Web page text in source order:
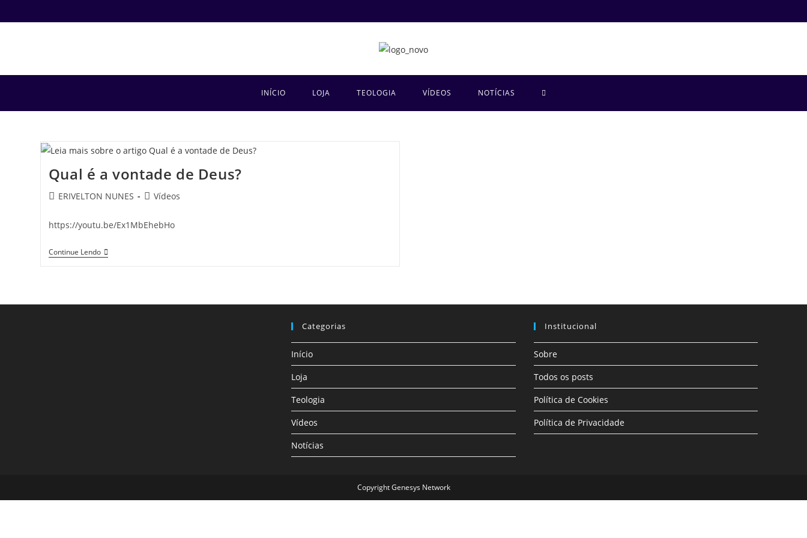
INÍCIO LOJA TEOLOGIA VÍDEOS NOTÍCIAS
Qual é a vontade de Deus?
ERIVELTON NUNES Vídeos
https://youtu.be/Ex1MbEhebHo
Continue Lendo
Categorias
Início
Loja
Teologia
Vídeos
Notícias
Institucional
Sobre
Todos os posts
Política de Cookies
Política de Privacidade
Copyright Genesys Network